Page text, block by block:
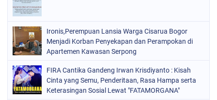
Ironis,Perempuan Lansia Warga Cisarua Bogor
Menjadi Korban Penyekapan dan Perampokan di
Apartemen Kawasan Serpong
FIRA Cantika Gandeng Irwan Krisdiyanto : Kisah
Cinta yang Semu, Penderitaan, Rasa Hampa serta
Keterasingan Sosial Lewat "FATAMORGANA"